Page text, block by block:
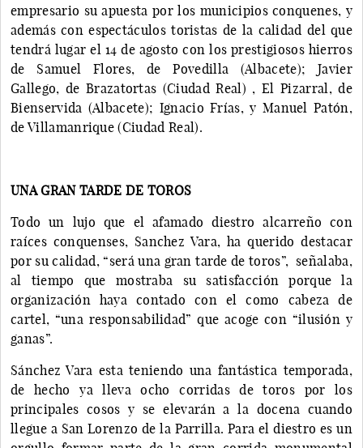
empresario su apuesta por los municipios conquenes, y
además con espectáculos toristas de la calidad del que
tendrá lugar el 14 de agosto con los prestigiosos hierros
de Samuel Flores, de Povedilla (Albacete); Javier
Gallego, de Brazatortas (Ciudad Real) , El Pizarral, de
Bienservida (Albacete); Ignacio Frías, y Manuel Patón,
de Villamanrique (Ciudad Real).
UNA GRAN TARDE DE TOROS
Todo un lujo que el afamado diestro alcarreño con
raíces conquenses, Sanchez Vara, ha querido destacar
por su calidad, “será una gran tarde de toros”, señalaba,
al tiempo que mostraba su satisfacción porque la
organización haya contado con el como cabeza de
cartel, “una responsabilidad” que acoge con “ilusión y
ganas”.
Sánchez Vara esta teniendo una fantástica temporada,
de hecho ya lleva ocho corridas de toros por los
principales cosos y se elevarán a la docena cuando
llegue a San Lorenzo de la Parrilla. Para el diestro es un